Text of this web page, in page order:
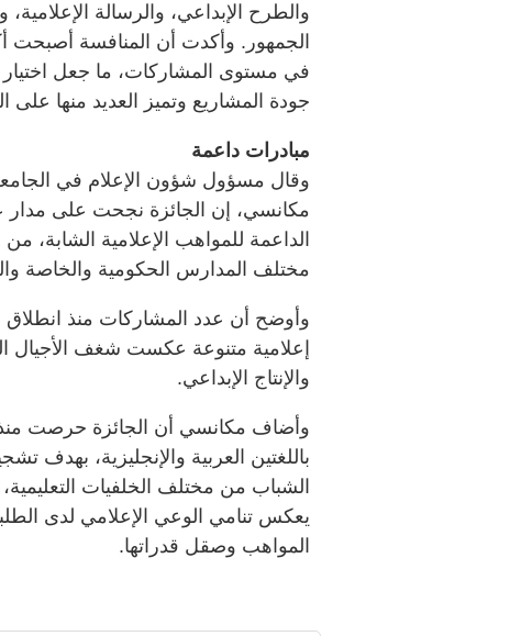
والطرح الإبداعي، والرسالة الإعلامية،
الجمهور. وأكدت أن المنافسة أصبحت
في مستوى المشاركات، ما جعل اختيار
جودة المشاريع وتميز العديد منها على
مبادرات داعمة
وقال مسؤول شؤون الإعلام في الجامعة
مكانسي، إن الجائزة نجحت على مدار
الداعمة للمواهب الإعلامية الشابة،
مختلف المدارس الحكومية والخاصة
إعلامية متنوعة عكست شغف الأجيال
والإنتاج الإبداعي.
وأضاف مكانسي أن الجائزة حرصت منذ
باللغتين العربية والإنجليزية، بهدف
الشباب من مختلف الخلفيات
يعكس تنامي الوعي الإعلامي لدى
المواهب وصقل قدراتها.